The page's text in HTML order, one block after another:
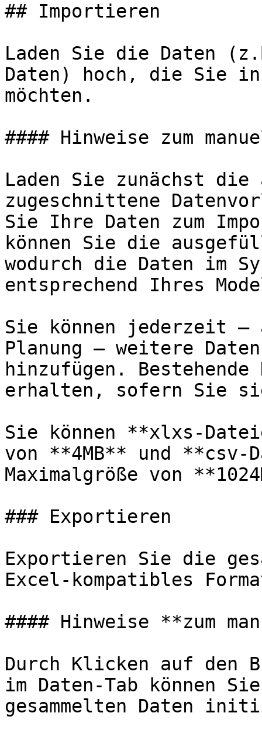
## Importieren
Laden Sie die Daten
Daten) hoch, die Sie in
möchten.
#### Hinweise zum
Laden Sie zunächst
zugeschnittene
Sie Ihre Daten zum
können Sie die
wodurch die Daten im
entsprechend Ihres
Sie können jederzeit –
Planung – weitere
hinzufügen.
erhalten, sofern Sie
Sie können **xlxs-
von **4MB** und
Maximalgröße von
### Exportieren
Exportieren Sie die
Excel-kompatibles
#### Hinweise **zum
Durch Klicken auf den
im Daten-Tab können
gesammelten Daten